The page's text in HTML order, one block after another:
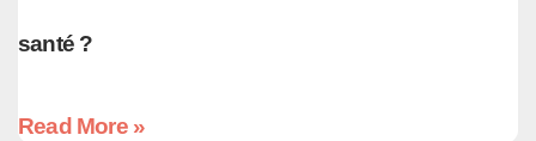
santé ?
Read More »